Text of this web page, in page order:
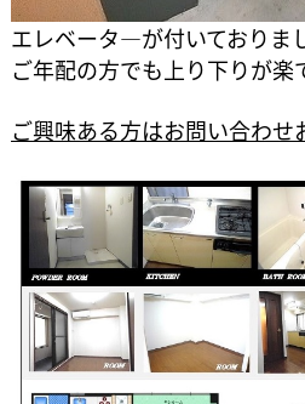
エレベータ―が付いておりまし
ご年配の方でも上り下りが楽
ご興味ある方はお問い合わせ